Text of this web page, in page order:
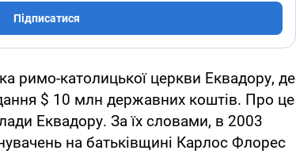
Підписатися
римо-католицької церкви Еквадору, де
$ 10 млн державних коштів. Про це
Еквадору. За їх словами, в 2003
на батьківщині Карлос Флорес